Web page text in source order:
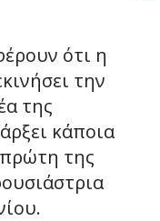
ότι η
την
της
κάποια
της